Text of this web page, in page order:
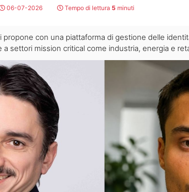
06-07-2026 Tempo di lettura 5 minuti
propone con una piattaforma di gestione delle
a settori mission critical come industria, energia e